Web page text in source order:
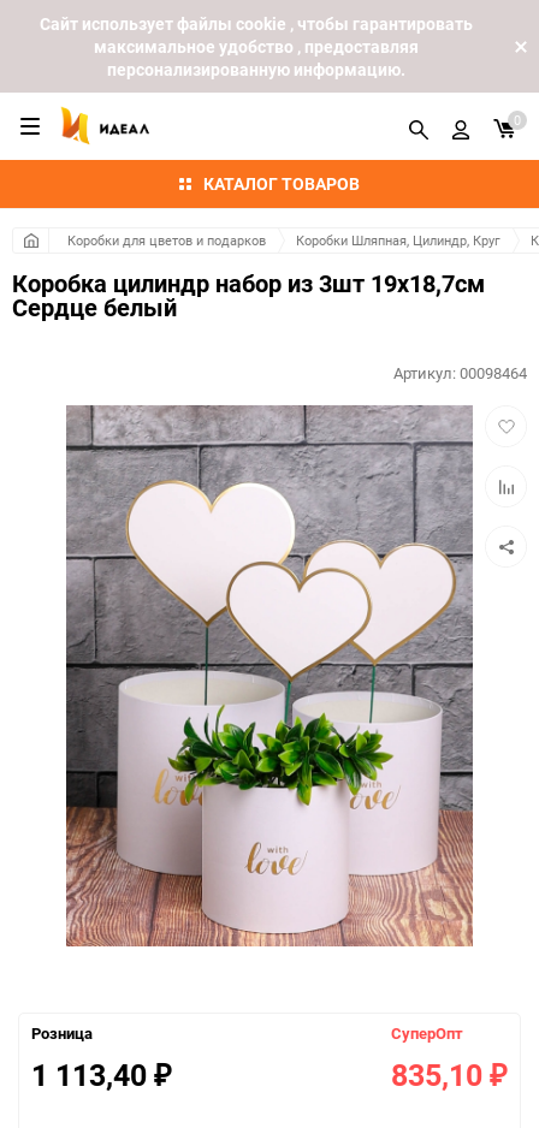
Cайт использует файлы cookie , чтобы гарантировать
максимальное удобство , предоставляя
персонализированную информацию.
КАТАЛОГ ТОВАРОВ
0
Коробки для цветов и подарков Коробки Шляпная, Цилиндр, Круг
Коробка цилиндр набор из 3шт 19x18,7см
Сердце белый
Артикул:00098464
Розница
1 113,40 ₽
СуперОпт
835,10 ₽